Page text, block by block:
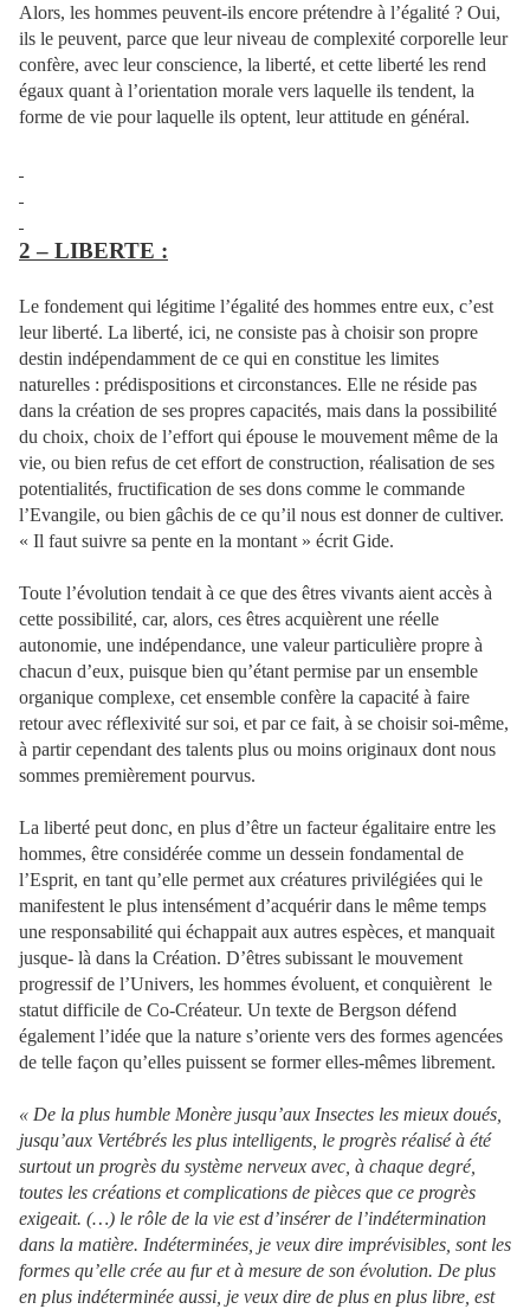
Alors, les hommes peuvent-ils encore prétendre à l’égalité ? Oui,
ils le peuvent, parce que leur niveau de complexité corporelle leur
confère, avec leur conscience, la liberté, et cette liberté les rend
égaux quant à l’orientation morale vers laquelle ils tendent, la
forme de vie pour laquelle ils optent, leur attitude en général.
2 – LIBERTE :
Le fondement qui légitime l’égalité des hommes entre eux, c’est
leur liberté. La liberté, ici, ne consiste pas à choisir son propre
destin indépendamment de ce qui en constitue les limites
naturelles : prédispositions et circonstances. Elle ne réside pas
dans la création de ses propres capacités, mais dans la possibilité
du choix, choix de l’effort qui épouse le mouvement même de la
vie, ou bien refus de cet effort de construction, réalisation de ses
potentialités, fructification de ses dons comme le commande
l’Evangile, ou bien gâchis de ce qu’il nous est donner de cultiver.
« Il faut suivre sa pente en la montant » écrit Gide.
Toute l’évolution tendait à ce que des êtres vivants aient accès à
cette possibilité, car, alors, ces êtres acquièrent une réelle
autonomie, une indépendance, une valeur particulière propre à
chacun d’eux, puisque bien qu’étant permise par un ensemble
organique complexe, cet ensemble confère la capacité à faire
retour avec réflexivité sur soi, et par ce fait, à se choisir soi-même,
à partir cependant des talents plus ou moins originaux dont nous
sommes premièrement pourvus.
La liberté peut donc, en plus d’être un facteur égalitaire entre les
hommes, être considérée comme un dessein fondamental de
l’Esprit, en tant qu’elle permet aux créatures privilégiées qui le
manifestent le plus intensément d’acquérir dans le même temps
une responsabilité qui échappait aux autres espèces, et manquait
jusque- là dans la Création. D’êtres subissant le mouvement
progressif de l’Univers, les hommes évoluent, et conquièrent le
statut difficile de Co-Créateur. Un texte de Bergson défend
également l’idée que la nature s’oriente vers des formes agencées
de telle façon qu’elles puissent se former elles-mêmes librement.
« De la plus humble Monère jusqu’aux Insectes les mieux doués,
jusqu’aux Vertébrés les plus intelligents, le progrès réalisé à été
surtout un progrès du système nerveux avec, à chaque degré,
toutes les créations et complications de pièces que ce progrès
exigeait. (…) le rôle de la vie est d’insérer de l’indétermination
dans la matière. Indéterminées, je veux dire imprévisibles, sont les
formes qu’elle crée au fur et à mesure de son évolution. De plus
en plus indéterminée aussi, je veux dire de plus en plus libre, est